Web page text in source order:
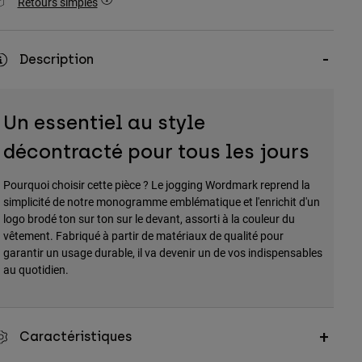
Description
Un essentiel au style
décontracté pour tous les jours
Pourquoi choisir cette pièce ? Le jogging Wordmark reprend la
simplicité de notre monogramme emblématique et l'enrichit d'un
logo brodé ton sur ton sur le devant, assorti à la couleur du
vêtement. Fabriqué à partir de matériaux de qualité pour
garantir un usage durable, il va devenir un de vos indispensables
au quotidien.
Caractéristiques